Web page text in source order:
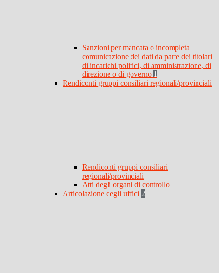
Sanzioni per mancata o incompleta
comunicazione dei dati da parte dei titolari
di incarichi politici, di amministrazione, di
direzione o di governo 1
Rendiconti gruppi consiliari regionali/provinciali
Rendiconti gruppi consiliari
regionali/provinciali
Atti degli organi di controllo
Articolazione degli uffici 2